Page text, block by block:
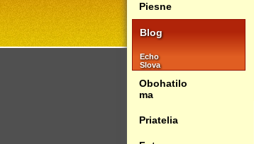
Piesne
Blog
Echo
Slova
Obohatilo
ma
Priatelia